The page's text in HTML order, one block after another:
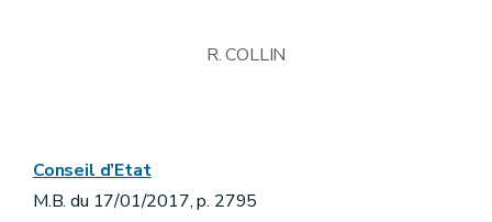
R. COLLIN
Conseil d’Etat
M.B. du 17/01/2017, p. 2795